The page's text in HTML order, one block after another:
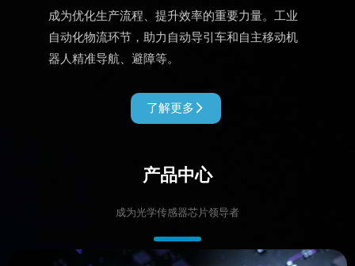
成为优化生产流程、提升效率的重要力量。工业
自动化物流环节，助力自动导引车和自主移动机
器人精准导航、避障等。
了解更多 
产品中心
成为光学传感器芯片领导者